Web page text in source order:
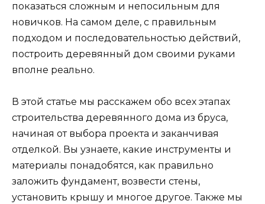
показаться сложным и непосильным для
новичков. На самом деле, с правильным
подходом и последовательностью действий,
построить деревянный дом своими руками
вполне реально.
В этой статье мы расскажем обо всех этапах
строительства деревянного дома из бруса,
начиная от выбора проекта и заканчивая
отделкой. Вы узнаете, какие инструменты и
материалы понадобятся, как правильно
заложить фундамент, возвести стены,
установить крышу и многое другое. Также мы